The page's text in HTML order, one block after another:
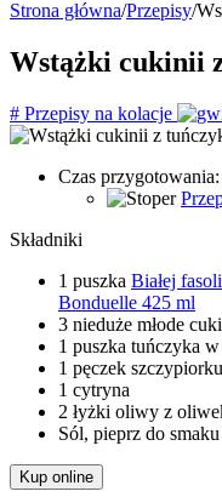
Strona główna/Przepisy/
Wstążki cukinii
# Przepisy na kolacje
Czas przygotowania:
Składniki
1 puszka Białej
Bonduelle 425 ml
3 nieduże młode
1 puszka tuńczyka w
1 pęczek szczypiorku
1 cytryna
2 łyżki oliwy z
Sól, pieprz do smaku
Kup online